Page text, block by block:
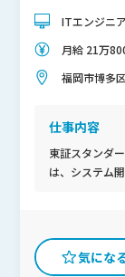
ITエンジニア
月給 21万
円
福岡市博多
仕事内容
東証スタンダ
は、システム
件の拡大、顧
たな事業分野
体制を強化し